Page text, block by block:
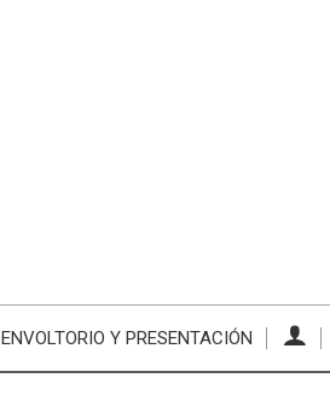
ENVOLTORIO Y PRESENTACIÓN